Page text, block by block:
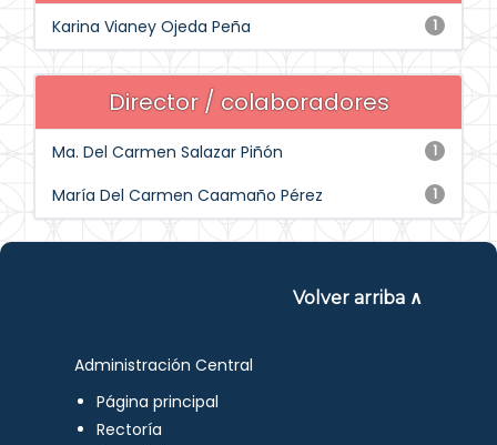
1
Karina Vianey Ojeda Peña
Director / colaboradores
1
Ma. Del Carmen Salazar Piñón
1
María Del Carmen Caamaño Pérez
Volver arriba ∧
Administración Central
Página principal
Rectoría